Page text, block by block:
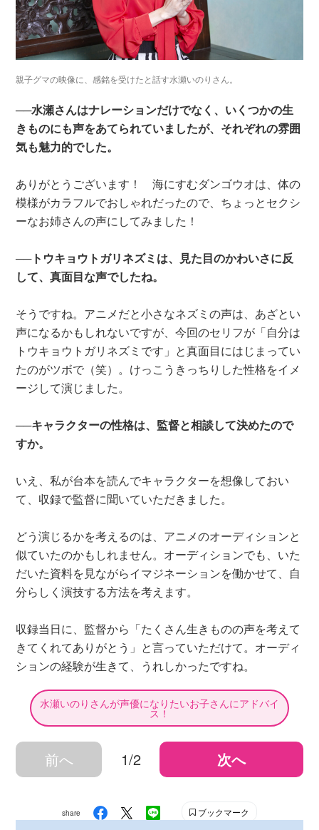
親子グマの映像に、感銘を受けたと話す水瀬いのりさん。
──水瀬さんはナレーションだけでなく、いくつかの生
きものにも声をあてられていましたが、それぞれの雰囲
気も魅力的でした。
ありがとうございます！ 海にすむダンゴウオは、体の
模様がカラフルでおしゃれだったので、ちょっとセクシ
ーなお姉さんの声にしてみました！
──トウキョウトガリネズミは、見た目のかわいさに反
して、真面目な声でしたね。
そうですね。アニメだと小さなネズミの声は、あざとい
声になるかもしれないですが、今回のセリフが「自分は
トウキョウトガリネズミです」と真面目にはじまってい
たのがツボで（笑）。けっこうきっちりした性格をイメ
ージして演じました。
──キャラクターの性格は、監督と相談して決めたので
すか。
いえ、私が台本を読んでキャラクターを想像しておい
て、収録で監督に聞いていただきました。
どう演じるかを考えるのは、アニメのオーディションと
似ていたのかもしれません。オーディションでも、いた
だいた資料を見ながらイマジネーションを働かせて、自
分らしく演技する方法を考えます。
収録当日に、監督から「たくさん生きものの声を考えて
きてくれてありがとう」と言っていただけて。オーディ
ションの経験が生きて、うれしかったですね。
水瀬いのりさんが声優になりたいお子さんにアドバイ
ス！
前へ 1/2 次へ
share ブックマーク